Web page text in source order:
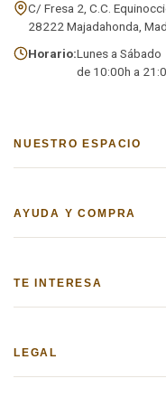
C/ Fresa 2, C.C.
28222 Majadahonda,
Horario:Lunes a Sábado
de 10:00h a
NUESTRO ESPACIO
AYUDA Y COMPRA
TE INTERESA
LEGAL